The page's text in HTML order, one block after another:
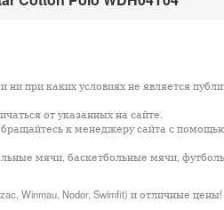
при каких условиях не является
от указанных на сайте.
к менеджеру сайта с
мячи, баскетбольные мячи,
Winmau, Nodor, Swimfit) и отличные цены!